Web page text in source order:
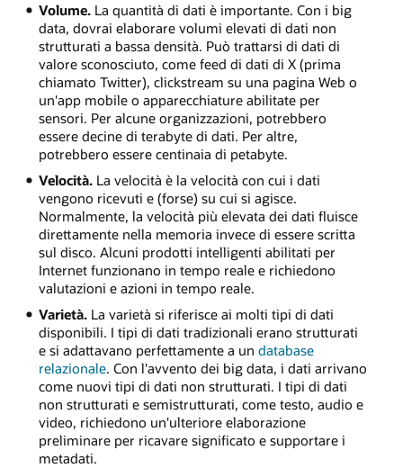
Volume.La quantità di dati è importante. Con i big
data, dovrai elaborare volumi elevati di dati non
strutturati a bassa densità. Può trattarsi di dati di
valore sconosciuto, come feed di dati di X (prima
chiamato Twitter), clickstream su una pagina Web o
un'app mobile o apparecchiature abilitate per
sensori. Per alcune organizzazioni, potrebbero
essere decine di terabyte di dati. Per altre,
potrebbero essere centinaia di petabyte.
Velocità.La velocità è la velocità con cui i dati
vengono ricevuti e (forse) su cui si agisce.
Normalmente, la velocità più elevata dei dati fluisce
direttamente nella memoria invece di essere scritta
sul disco. Alcuni prodotti intelligenti abilitati per
Internet funzionano in tempo reale e richiedono
valutazioni e azioni in tempo reale.
Varietà.La varietà si riferisce ai molti tipi di dati
disponibili. I tipi di dati tradizionali erano strutturati
e si adattavano perfettamente a un database
relazionale. Con l'avvento dei big data, i dati arrivano
come nuovi tipi di dati non strutturati. I tipi di dati
non strutturati e semistrutturati, come testo, audio e
video, richiedono un'ulteriore elaborazione
preliminare per ricavare significato e supportare i
metadati.